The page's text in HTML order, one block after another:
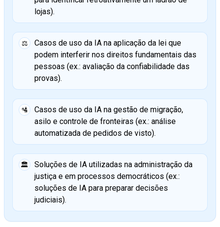
lojas).
⚖️
Casos de uso da IA na aplicação da lei que
podem interferir nos direitos fundamentais das
pessoas (ex.: avaliação da confiabilidade das
provas).
🛂
Casos de uso da IA na gestão de migração,
asilo e controle de fronteiras (ex.: análise
automatizada de pedidos de visto).
🏛️
Soluções de IA utilizadas na administração da
justiça e em processos democráticos (ex.:
soluções de IA para preparar decisões
judiciais).